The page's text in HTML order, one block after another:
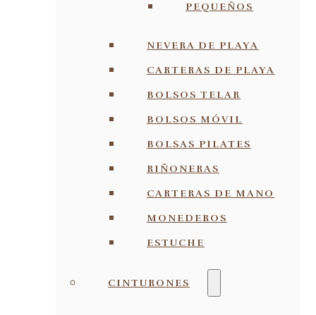
PEQUEÑOS
NEVERA DE PLAYA
CARTERAS DE PLAYA
BOLSOS TELAR
BOLSOS MÓVIL
BOLSAS PILATES
RIÑONERAS
CARTERAS DE MANO
MONEDEROS
ESTUCHE
CINTURONES